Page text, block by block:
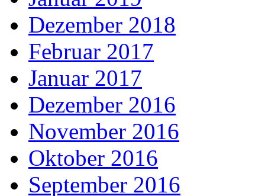
Dezember 2018
Februar 2017
Januar 2017
Dezember 2016
November 2016
Oktober 2016
September 2016